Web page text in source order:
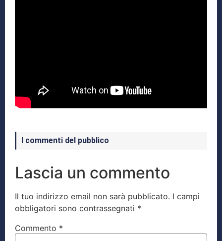
I commenti del pubblico
Lascia un commento
Il tuo indirizzo email non sarà pubblicato. I campi
obbligatori sono contrassegnati *
Commento *